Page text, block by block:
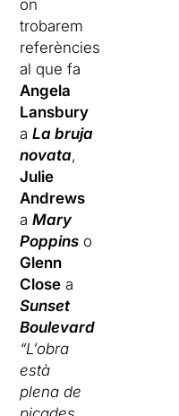
on
trobarem
referències
al que fa
Angela
Lansbury
aLa bruja
novata,
Julie
Andrews
aMary
Poppins o
Glenn
Close a
Sunset
Boulevard
“L’obra
està
plena de